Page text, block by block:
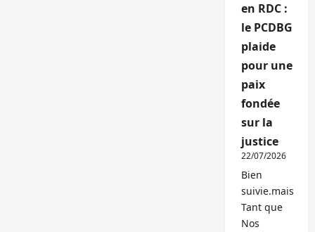
en RDC :
le PCDBG
plaide
pour une
paix
fondée
sur la
justice
22/07/2026
Bien
suivie.mais
Tant que
Nos